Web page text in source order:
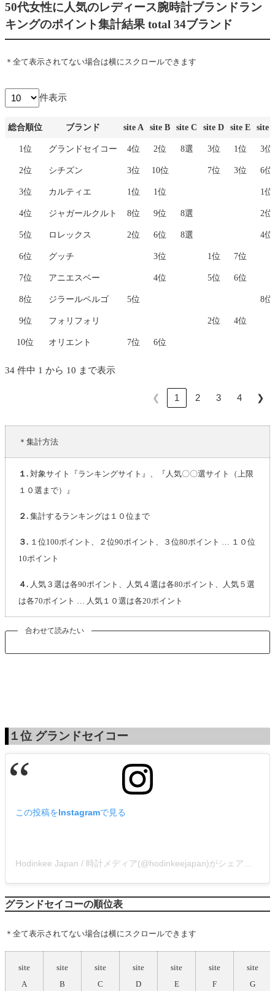
50代女性に人気のレディース腕時計ブランドラン
キングのポイント集計結果 total 34ブランド
＊全て表示されてない場合は横にスクロールできます
件表示
総合順位 ブランド site A site B site C site D site E
site
総合順位
ブランド site A site B site C site D site E site
1位 グランドセイコー 4位 2位 8選 3位 1位 3位
2位 シチズン 3位 10位 7位 3位 6位
3位 カルティエ 1位 1位 1位
4位 ジャガールクルト 8位 9位 8選 2位
5位 ロレックス 2位 6位 8選 4位
6位 グッチ 3位 1位 7位
7位 アニエスベー 4位 5位 6位
8位 ジラールペルゴ 5位 8位
9位 フォリフォリ 2位 4位
10位 オリエント 7位 6位
34 件中 1 から 10 まで表示
❮ 1 2 3 4 ❯
＊集計方法
１. 対象サイト『ランキングサイト』、『人気〇〇選サイト（上限
１０選まで）』
２. 集計するランキングは１０位まで
３. １位100ポイント、２位90ポイント、３位80ポイント … １０位
10ポイント
４. 人気３選は各90ポイント、人気４選は各80ポイント、人気５選
は各70ポイント … 人気１０選は各20ポイント
合わせて読みたい
１位 グランドセイコー
この投稿をInstagramで見る
グランドセイコーの順位表
＊全て表示されてない場合は横にスクロールできます
site
A
site
B
site
C
site
D
site
E
site
F
site
G